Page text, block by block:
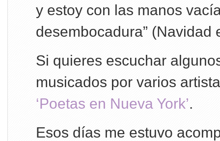
y estoy con las manos
desembocadura” (Navidad
Si quieres escuchar
musicados por varios
‘Poetas en Nueva York’.
Esos días me estuvo